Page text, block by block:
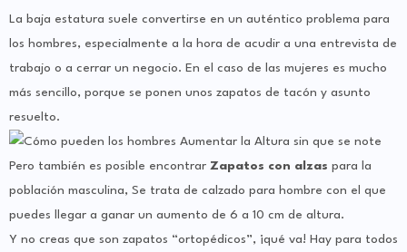
La baja estatura suele convertirse en un auténtico problema para
los hombres, especialmente a la hora de acudir a una entrevista de
trabajo o a cerrar un negocio. En el caso de las mujeres es mucho
más sencillo, porque se ponen unos zapatos de tacón y asunto
resuelto.
Pero también es posible encontrar Zapatos con alzas para la
población masculina, Se trata de calzado para hombre con el que
puedes llegar a ganar un aumento de 6 a 10 cm de altura.
Y no creas que son zapatos “ortopédicos”, ¡qué va! Hay para todos